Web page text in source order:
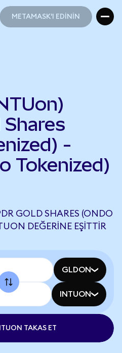
METAMASK'I EDİNİN
Shares
-
Tokenized)
GOLD SHARES (ONDO
DEĞERINE EŞITTIR
GLDON
INTUON
TAKAS ET